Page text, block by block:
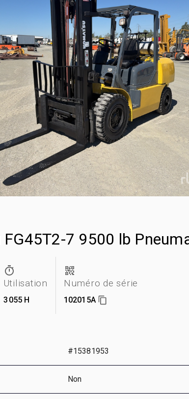
FG45T2-7 9500 lb
Utilisation
3 055 H
Numéro de série
102015A
#15381953
Non